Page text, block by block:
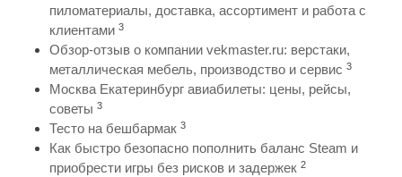
пиломатериалы, доставка, ассортимент и работа с
клиентами 3
Обзор-отзыв о компании vekmaster.ru: верстаки,
металлическая мебель, производство и сервис 3
Москва Екатеринбург авиабилеты: цены, рейсы,
советы 3
Тесто на бешбармак 3
Как быстро безопасно пополнить баланс Steam и
приобрести игры без рисков и задержек 2